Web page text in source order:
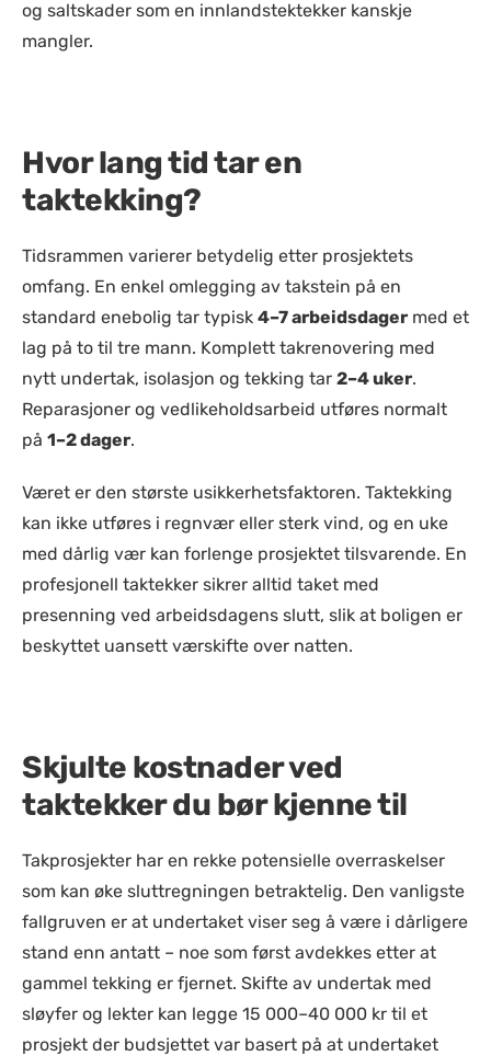
og saltskader som en innlandstektekker kanskje
mangler.
Hvor lang tid tar en
taktekking?
Tidsrammen varierer betydelig etter prosjektets
omfang. En enkel omlegging av takstein på en
standard enebolig tar typisk 4–7 arbeidsdager med et
lag på to til tre mann. Komplett takrenovering med
nytt undertak, isolasjon og tekking tar 2–4 uker.
Reparasjoner og vedlikeholdsarbeid utføres normalt
på 1–2 dager.
Været er den største usikkerhetsfaktoren. Taktekking
kan ikke utføres i regnvær eller sterk vind, og en uke
med dårlig vær kan forlenge prosjektet tilsvarende. En
profesjonell taktekker sikrer alltid taket med
presenning ved arbeidsdagens slutt, slik at boligen er
beskyttet uansett værskifte over natten.
Skjulte kostnader ved
taktekker du bør kjenne til
Takprosjekter har en rekke potensielle overraskelser
som kan øke sluttregningen betraktelig. Den vanligste
fallgruven er at undertaket viser seg å være i dårligere
stand enn antatt – noe som først avdekkes etter at
gammel tekking er fjernet. Skifte av undertak med
sløyfer og lekter kan legge 15 000–40 000 kr til et
prosjekt der budsjettet var basert på at undertaket